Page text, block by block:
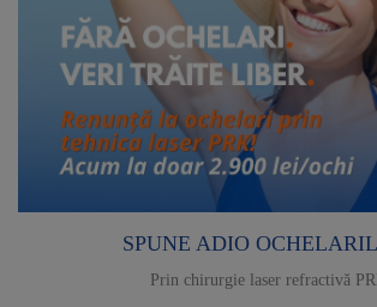
SPUNE ADIO
Prin chirurgie laser refractivă